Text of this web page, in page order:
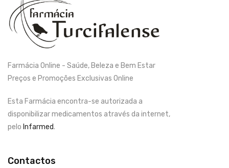
Farmácia Online - Saúde, Beleza e Bem Estar
Preços e Promoções Exclusivas Online
Esta Farmácia encontra-se autorizada a
disponibilizar medicamentos através da internet,
pelo Infarmed.
Contactos